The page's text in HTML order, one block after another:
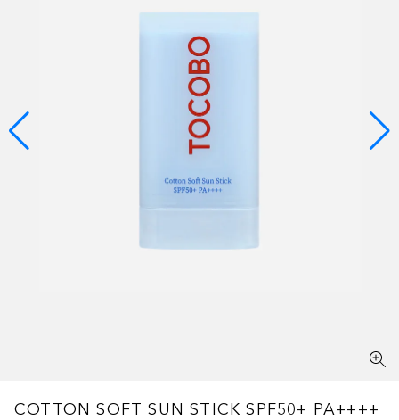
COTTON SOFT SUN STICK SPF50+ PA++++